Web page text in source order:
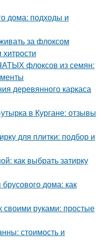
дома: подходы и
за флоксом
флоксов из семян:
деревянного каркаса
в Кургане: отзывы
для плитки: подбор и
как выбрать затирку
дома: как
руками: простые
стоимость и